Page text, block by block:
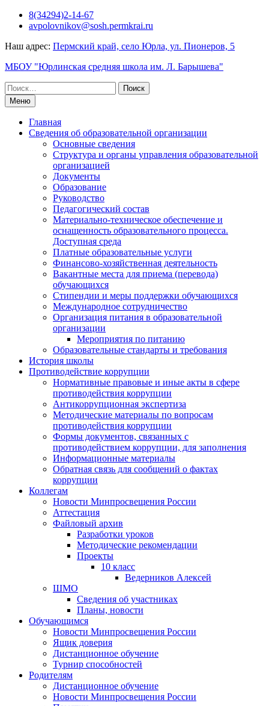
Перейти8(34294)2-14-67
avpolovnikov@sosh.permkrai.ru
Наш адрес: Пермский край, село Юрла, ул. Пионеров, 5
МБОУ "Юрлинская средняя школа им. Л. Барышева"
Поиск
по:Меню
Главная
Сведения об образовательной организации
Основные сведения
Структура и органы управления образовательной
организацией
Документы
Образование
Руководство
Педагогический состав
Материально-техническое обеспечение и
оснащенность образовательного процесса.
Доступная среда
Платные образовательные услуги
Финансово-хозяйственная деятельность
Вакантные места для приема (перевода)
обучающихся
Стипендии и меры поддержки обучающихся
Международное сотрудничество
Организация питания в образовательной
организации
Мероприятия по питанию
Образовательные стандарты и требования
История школы
Противодействие коррупции
Нормативные правовые и иные акты в сфере
противодействия коррупции
Антикоррупционная экспертиза
Методические материалы по вопросам
противодействия коррупции
Формы документов, связанных с
противодействием коррупции, для заполнения
Информационные материалы
Обратная связь для сообщений о фактах
коррупции
Коллегам
Новости Минпросвещения России
Аттестация
Файловый архив
Разработки уроков
Методические рекомендации
Проекты
10 класс
Ведерников Алексей
ШМО
Сведения об участниках
Планы, новости
Обучающимся
Новости Минпросвещения России
Ящик доверия
Дистанционное обучение
Турнир способностей
Родителям
Дистанционное обучение
Новости Минпросвещения России